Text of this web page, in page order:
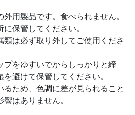
外用製品です。食べられません。
に保管してください。
類は必ず取り外してご使用くださ
プをゆすいでからしっかりと締
避けて保管してください。
るため、色調に差が見られること
はありません。